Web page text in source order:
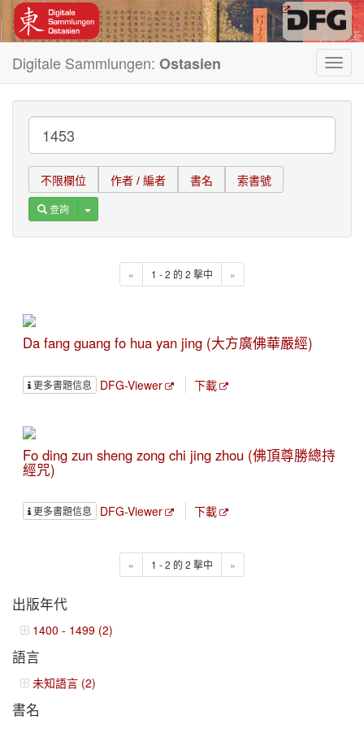
Digitale Sammlungen: Ostasien
不限欄位 作者 / 編者 書名 索書號
查詢 Toggle Dropdown
« 1 - 2 的 2 擊中 »
Da fang guang fo hua yan jing (大方廣佛華嚴經)
更多書題信息 DFG-Viewer 下載
Fo ding zun sheng zong chi jing zhou (佛頂尊勝總持
經咒)
更多書題信息 DFG-Viewer 下載
« 1 - 2 的 2 擊中 »
出版年代
1400 - 1499 (2)
語言
未知語言 (2)
書名